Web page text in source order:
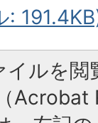
:
イルを
Acrobat